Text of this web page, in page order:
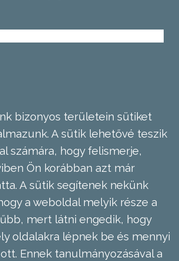
bizonyos területein sütiket
A sütik lehetővé teszik
számára, hogy felismerje,
Ön korábban azt már
A sütik segítenek nekünk
a weboldal melyik része a
mert látni engedik, hogy
oldalakra lépnek be és mennyi
Ennek tanulmányozásával a